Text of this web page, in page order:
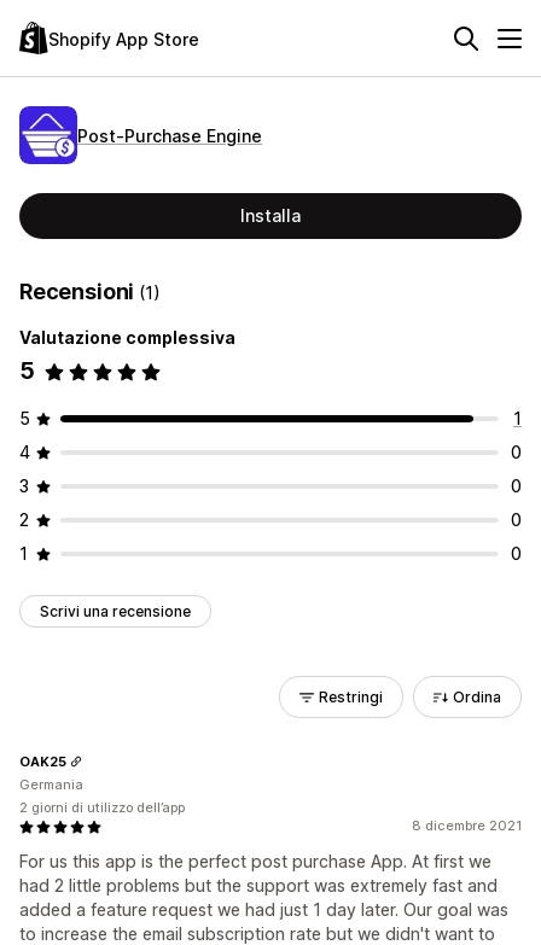
Shopify App Store
Post‑Purchase Engine
Installa
Recensioni (1)
Valutazione complessiva
5
5
1
4
0
3
0
2
0
1
0
Scrivi una recensione
Restringi Ordina
8 dicembre 2021
For us this app is the perfect post purchase App. At first we
had 2 little problems but the support was extremely fast and
added a feature request we had just 1 day later. Our goal was
to increase the email subscription rate but we didn't want to
OAK25
Germania
2 giorni di utilizzo dell’app